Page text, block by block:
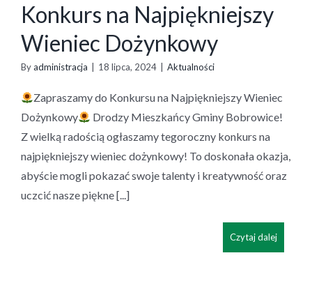
Konkurs na Najpiękniejszy
Wieniec Dożynkowy
Byadministracja 18 lipca, 2024 Aktualności
Zapraszamy do Konkursu na Najpiękniejszy Wieniec
Dożynkowy
Drodzy Mieszkańcy Gminy Bobrowice!
Z wielką radością ogłaszamy tegoroczny konkurs na
najpiękniejszy wieniec dożynkowy! To doskonała okazja,
abyście mogli pokazać swoje talenty i kreatywność oraz
uczcić nasze piękne [...]
Czytaj dalej